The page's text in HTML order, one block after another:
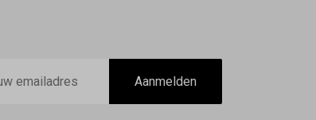
Aanmelden